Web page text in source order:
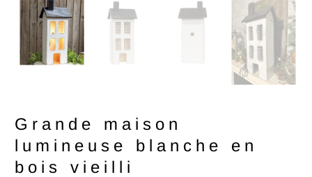
Grande maison
lumineuse blanche en
bois vieilli